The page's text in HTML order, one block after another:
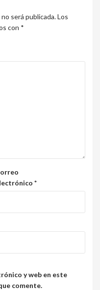
será publicada.Los
con *
*
y web en este
comente.